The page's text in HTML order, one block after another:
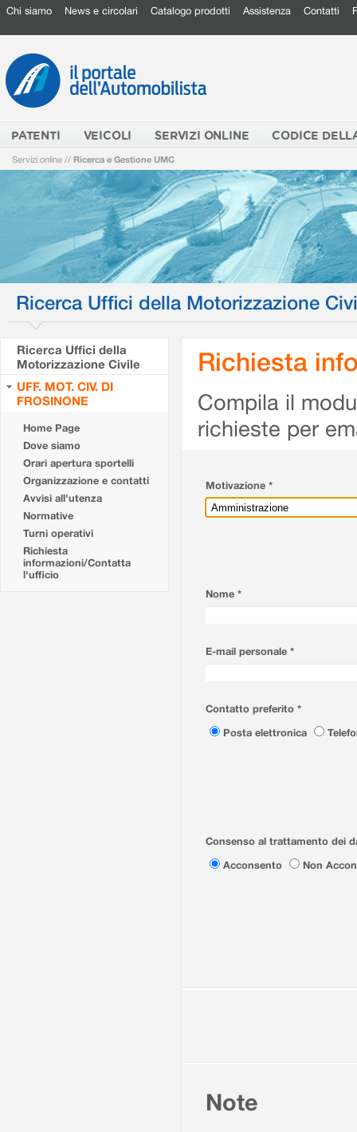
Chi siamo News e circolari Catalogo prodotti Assistenza Contatti
PATENTI VEICOLI SERVIZI ONLINE CODICE
Servizi online // Ricerca e Gestione UMC
Ricerca Uffici della Motorizzazione
Ricerca Uffici della
Motorizzazione Civile
UFF. MOT. CIV. DI
FROSINONE
Home Page
Dove siamo
Orari apertura sportelli
Organizzazione e contatti
Avvisi all'utenza
Normative
Turni operativi
Richiesta
informazioni/Contatta
l'ufficio
Richiesta
Compila il
richieste per
Motivazione *
Nome *
E-mail personale *
Contatto preferito *
Posta elettronica
Consenso al trattamento dei
Acconsento
Non
Note